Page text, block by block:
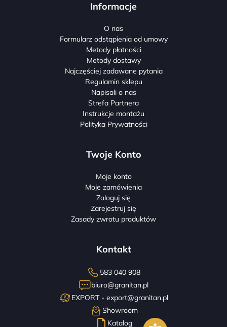
Informacje
O nas
Formularz odstąpienia od umowy
Metody płatności
Metody dostawy
Najczęściej zadawane pytania
Regulamin sklepu
Napisali o nas
Strefa Partnera
Instrukcje montażu
Polityka Prywatności
Twoje Konto
Moje konto
Moje zamówienia
Zaloguj się
Zarejestruj się
Zasady zwrotu produktów
Kontakt
583 040 908
biuro@granitan.pl
EXPORT - export@granitan.pl
Showroom
Katalog